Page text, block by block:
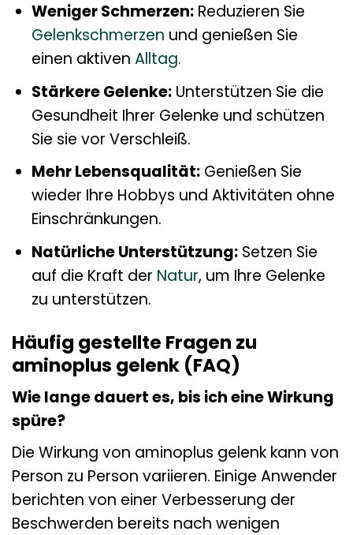
Weniger Schmerzen:Reduzieren Sie
Gelenkschmerzen und genießen Sie
einen aktiven Alltag.
Stärkere Gelenke:Unterstützen Sie die
Gesundheit Ihrer Gelenke und schützen
Sie sie vor Verschleiß.
Mehr Lebensqualität:Genießen Sie
wieder Ihre Hobbys und Aktivitäten ohne
Einschränkungen.
Natürliche Unterstützung:Setzen Sie
auf die Kraft der Natur, um Ihre Gelenke
zu unterstützen.
Häufig gestellte Fragen zu
aminoplus gelenk (FAQ)
Wie lange dauert es, bis ich eine Wirkung
spüre?
Die Wirkung von aminoplus gelenk kann von
Person zu Person variieren. Einige Anwender
berichten von einer Verbesserung der
Beschwerden bereits nach wenigen